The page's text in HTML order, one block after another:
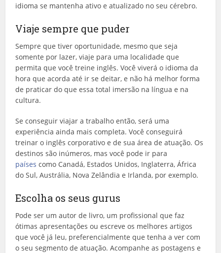
idioma se mantenha ativo e atualizado no seu cérebro.
Viaje sempre que puder
Sempre que tiver oportunidade, mesmo que seja
somente por lazer, viaje para uma localidade que
permita que você treine inglês. Você viverá o idioma da
hora que acorda até ir se deitar, e não há melhor forma
de praticar do que essa total imersão na língua e na
cultura.
Se conseguir viajar a trabalho então, será uma
experiência ainda mais completa. Você conseguirá
treinar o inglês corporativo e de sua área de atuação. Os
destinos são inúmeros, mas você pode ir para
países como Canadá, Estados Unidos, Inglaterra, África
do Sul, Austrália, Nova Zelândia e Irlanda, por exemplo.
Escolha os seus gurus
Pode ser um autor de livro, um profissional que faz
ótimas apresentações ou escreve os melhores artigos
que você já leu, preferencialmente que tenha a ver com
o seu segmento de atuação. Acompanhe as postagens e